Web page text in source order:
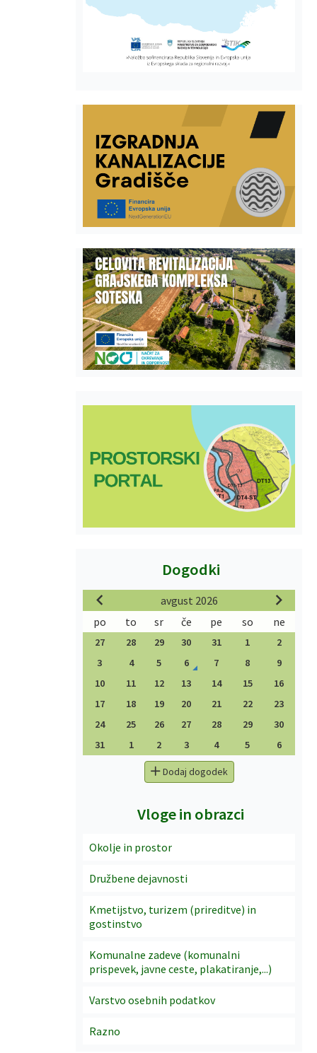
Dogodki
avgust 2026
po
to sr če pe so ne
27 28 29 30 31 1
2
3
4 5 6 7 8
9
10
11 12 13 14 15
16
17
18 19 20 21 22
23
24
25 26 27 28 29
30
31
1 2 3 4 5 6
Dodaj dogodek
Vloge in obrazci
Okolje in prostor
Družbene dejavnosti
Kmetijstvo, turizem (prireditve) in
gostinstvo
Komunalne zadeve (komunalni
prispevek, javne ceste, plakatiranje,...)
Varstvo osebnih podatkov
Razno